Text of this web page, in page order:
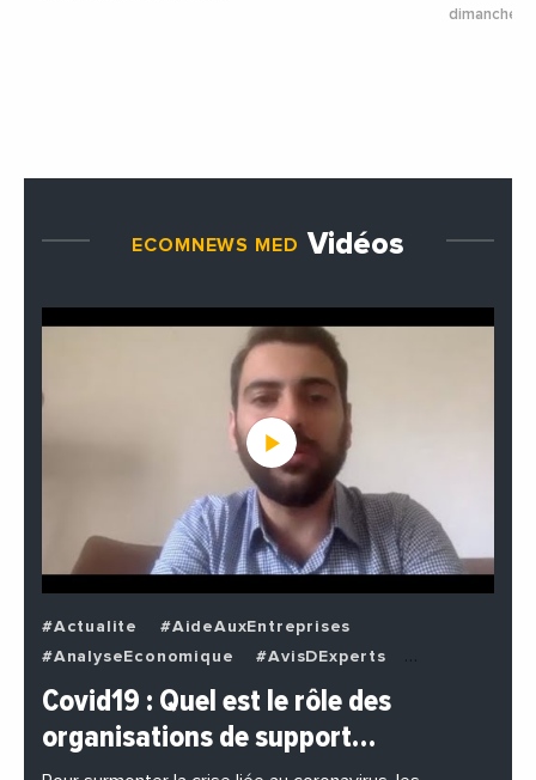
dimanche
ECOMNEWS MED Vidéos
#Actualite
#AideAuxEntreprises
#AnalyseEconomique
#AvisDExperts
#BuzzNews
#Decideurs
#EchangesMediterraneens
#Economie
#EnDirectDe
#Entreprises
#Institutions
#PhotosEtVideos
Covid19 : Quel est le rôle des
organisations de support…